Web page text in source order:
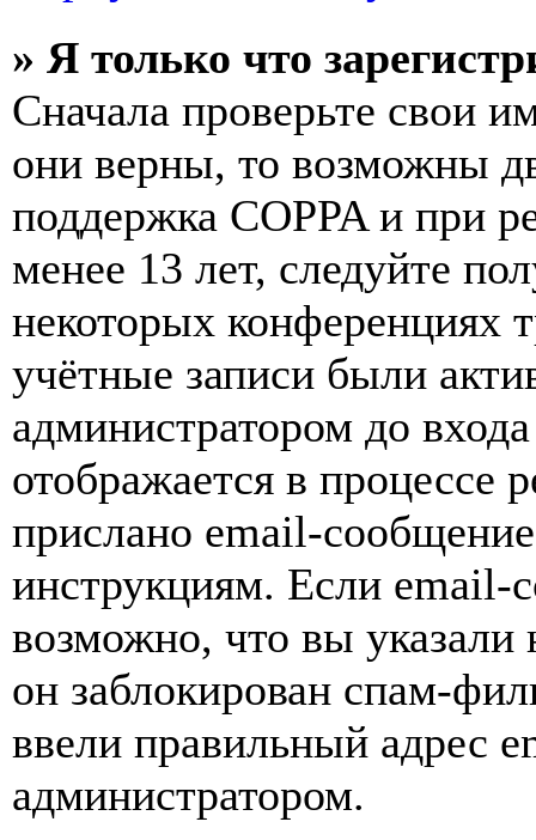
» Я только что
Сначала проверьте свои
они верны, то возможны
поддержка COPPA и при
менее 13 лет, следуйте
некоторых конференциях
учётные записи были
администратором до
отображается в процессе
прислано email-
инструкциям. Если email-
возможно, что вы
он заблокирован спам-
ввели правильный адрес
администратором.